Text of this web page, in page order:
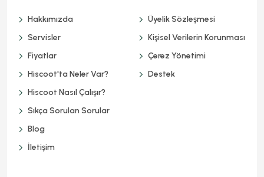
Hakkımızda
Servisler
Fiyatlar
Hiscoot'ta Neler Var?
Hiscoot Nasıl Çalışır?
Sıkça Sorulan Sorular
Blog
İletişim
Üyelik Sözleşmesi
Kişisel Verilerin Korunması
Çerez Yönetimi
Destek